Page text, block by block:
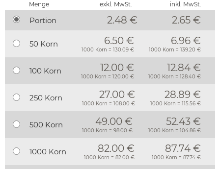
Menge exkl. MwSt. inkl. MwSt.
Portion 2.48 € 2.65 €
50 Korn 6.50 €
1000 Korn = 130.09 €
6.96 €
1000 Korn = 139.20 €
100 Korn 12.00 €
1000 Korn = 120.00 €
12.84 €
1000 Korn = 128.40 €
250 Korn 27.00 €
1000 Korn = 108.00 €
28.89 €
1000 Korn = 115.56 €
500 Korn 49.00 €
1000 Korn = 98.00 €
52.43 €
1000 Korn = 104.86 €
1000 Korn 82.00 €
1000 Korn = 82.00 €
87.74 €
1000 Korn = 87.74 €